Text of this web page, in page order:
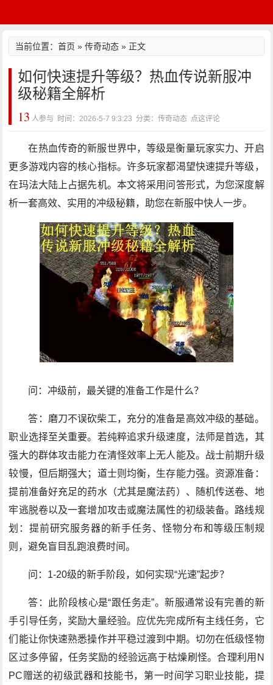
当前位置：首页 »传奇动态 » 正文
如何快速提升等级？热血传说新服冲
级秘籍全解析
13 人参与 时间：2026-5-7 9:3:23 分类：传奇动态 点这评论
在热血传奇的新服世界中，等级是衡量玩家实力、开启
更多游戏内容的核心指标。许多玩家都渴望快速提升等级，
在玛法大陆上占据先机。本文将采用问答形式，为您深度解
析一套高效、实用的冲级秘籍，助您在新服中快人一步。
问：冲级前，最关键的准备工作是什么？
答：磨刀不误砍柴工，充分的准备是高效冲级的基础。
职业选择至关重要。若纯粹追求升级速度，法师是首选，其
强大的群体攻击能力在清怪效率上无人能及。战士前期升级
较慢，但后期强大；道士则均衡，生存能力强。资源准备：
提前准备好充足的药水（尤其是魔法药）、随机传送卷、地
牢逃脱卷以及一套增加攻击或魔法属性的初级装备。路线规
划：提前研究服务器的新手任务、怪物分布和等级压制规
则，避免盲目乱跑浪费时间。
问：1-20级的新手阶段，如何实现“光速”起步？
答：此阶段核心是“跟任务走”。新服通常设有完善的新
手引导任务，奖励大量经验。应优先完成所有主线任务，它
们能让你快速熟悉操作并平稳过渡到中期。切勿在低级怪物
区过多停留，任务奖励的经验远高于枯燥刷怪。合理利用N
PC赠送的初级武器和技能书，第一时间学习职业技能，提